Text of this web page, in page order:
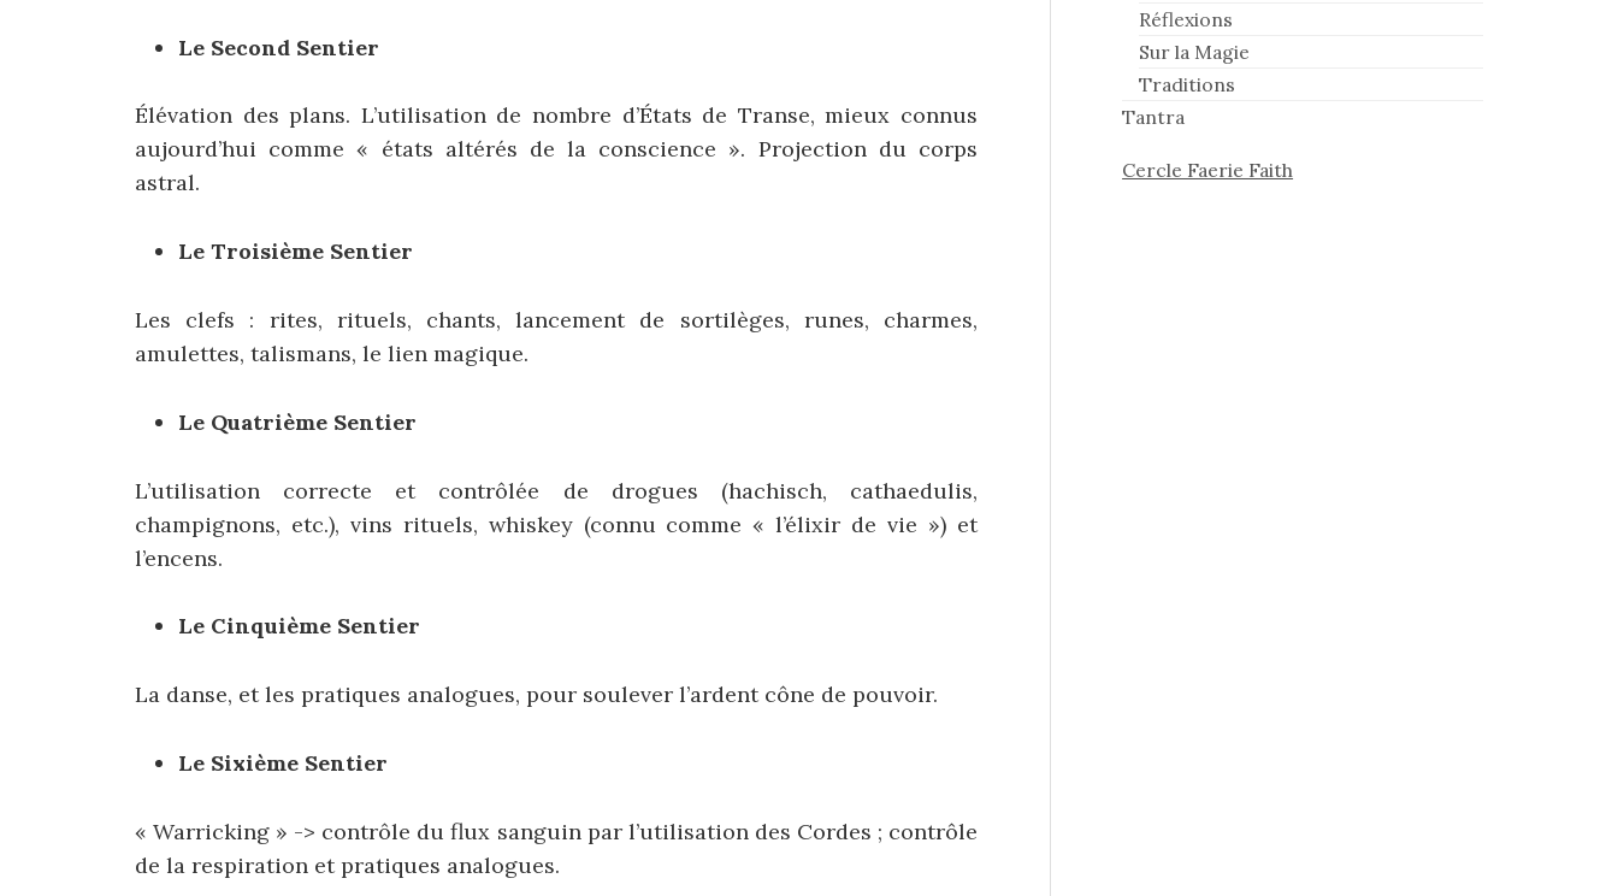
Le Second Sentier
Élévation des plans. L’utilisation de nombre d’États de Transe, mieux connus
aujourd’hui comme « états altérés de la conscience ». Projection du corps
astral.
Le Troisième Sentier
Les clefs : rites, rituels, chants, lancement de sortilèges, runes, charmes,
amulettes, talismans, le lien magique.
Le Quatrième Sentier
L’utilisation correcte et contrôlée de drogues (hachisch, cathaedulis,
champignons, etc.), vins rituels, whiskey (connu comme « l’élixir de vie ») et
l’encens.
Le Cinquième Sentier
La danse, et les pratiques analogues, pour soulever l’ardent cône de pouvoir.
Le Sixième Sentier
« Warricking » -> contrôle du flux sanguin par l’utilisation des Cordes ; contrôle
de la respiration et pratiques analogues.
Réflexions
Sur la Magie
Traditions
Tantra
Cercle Faerie Faith